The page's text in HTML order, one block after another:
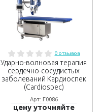
0 отзывов
Ударно-волновая терапия
сердечно-сосудистых
заболеваний Кардиоспек
(Cardiospec)
Арт: F0086
цену уточняйте